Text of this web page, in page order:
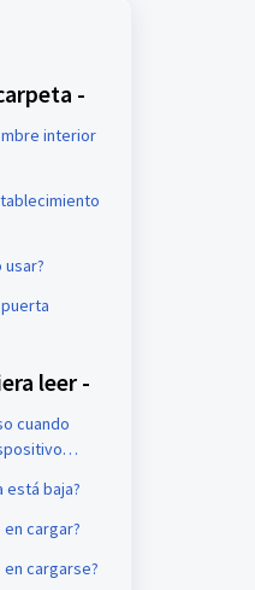
-
interior
usar?
leer -
cuando
está baja?
cargar?
cargarse?